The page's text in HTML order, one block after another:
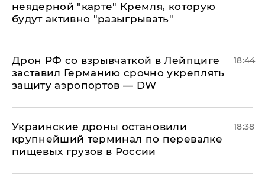
неядерной "карте" Кремля, которую
будут активно "разыгрывать"
​Дрон РФ со взрывчаткой в Лейпциге
заставил Германию срочно укреплять
защиту аэропортов — DW
18:44
Украинские дроны остановили
крупнейший терминал по перевалке
пищевых грузов в России
18:38